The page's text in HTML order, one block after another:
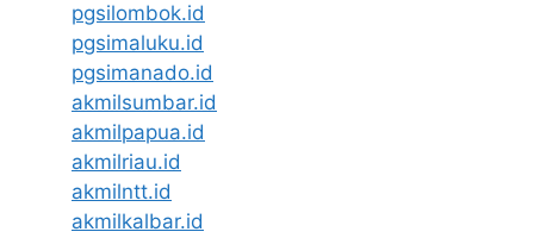
pgsilombok.id
pgsimaluku.id
pgsimanado.id
akmilsumbar.id
akmilpapua.id
akmilriau.id
akmilntt.id
akmilkalbar.id